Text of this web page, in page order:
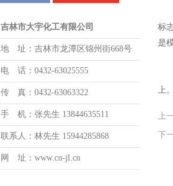
吉林市大宇化工有限公司
地 址：吉林市龙潭区锦州街668号
电 话：0432-63025555
传 真：0432-63063322
手 机：张先生 13844635511
联系人：林先生 15944285868
网 址：www.cn-jl.cn
铁
标
是
标
现
上。
上
下